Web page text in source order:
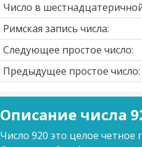
Число в
Римская запись числа:
Следующее простое число:
Предыдущее простое число:
Описание числа
Число 920 это целое